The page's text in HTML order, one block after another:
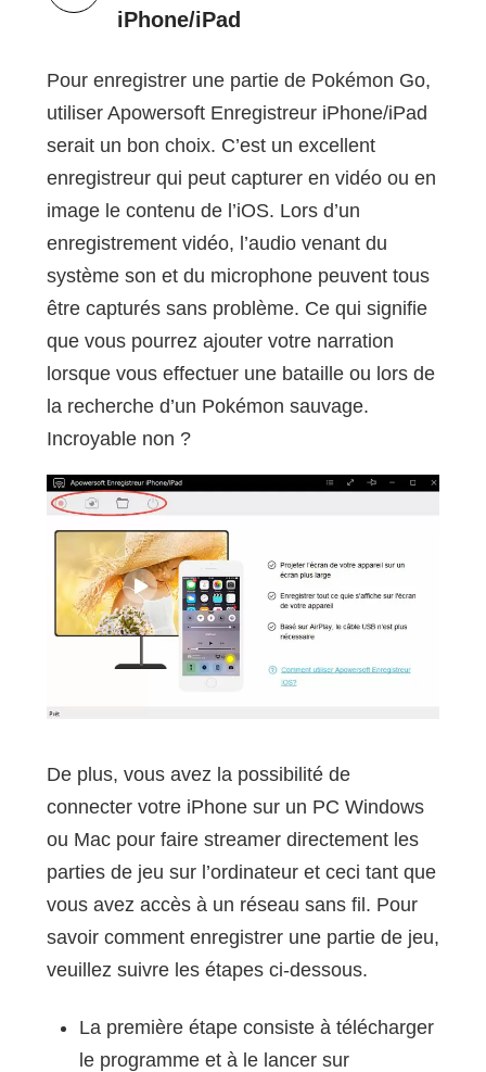
iPhone/iPad
Pour enregistrer une partie de Pokémon Go,
utiliser Apowersoft Enregistreur iPhone/iPad
serait un bon choix. C’est un excellent
enregistreur qui peut capturer en vidéo ou en
image le contenu de l’iOS. Lors d’un
enregistrement vidéo, l’audio venant du
système son et du microphone peuvent tous
être capturés sans problème. Ce qui signifie
que vous pourrez ajouter votre narration
lorsque vous effectuer une bataille ou lors de
la recherche d’un Pokémon sauvage.
Incroyable non ?
De plus, vous avez la possibilité de
connecter votre iPhone sur un PC Windows
ou Mac pour faire streamer directement les
parties de jeu sur l’ordinateur et ceci tant que
vous avez accès à un réseau sans fil. Pour
savoir comment enregistrer une partie de jeu,
veuillez suivre les étapes ci-dessous.
La première étape consiste à télécharger
le programme et à le lancer sur